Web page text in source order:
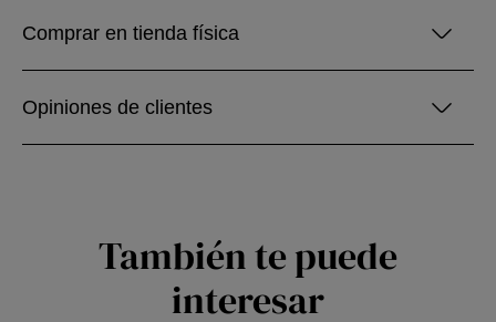
Comprar en tienda física
Opiniones de clientes
También te puede
interesar